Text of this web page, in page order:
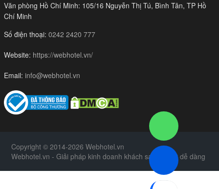
Văn phòng Hồ Chí Minh: 105/16 Nguyễn Thị Tú, Bình Tân, TP Hồ
Chí Minh
Số điện thoại: 0242 2420 777
Website: https://webhotel.vn/
Email: info@webhotel.vn
Copyright © 2014-2026 Webhotel.vn
Webhotel.vn - Giải pháp kinh doanh khách sạn, resort dễ dàng